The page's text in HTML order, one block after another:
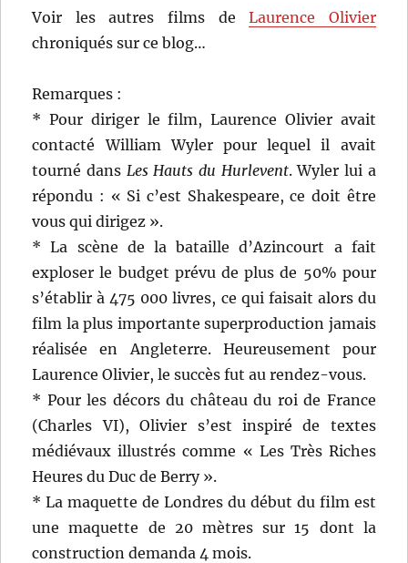
Voir les autres films deLaurence Olivier
chroniqués sur ce blog…
Remarques :
* Pour diriger le film, Laurence Olivier avait
contacté William Wyler pour lequel il avait
tourné dans Les Hauts du Hurlevent. Wyler lui a
répondu : « Si c’est Shakespeare, ce doit être
vous qui dirigez ».
* La scène de la bataille d’Azincourt a fait
exploser le budget prévu de plus de 50% pour
s’établir à 475 000 livres, ce qui faisait alors du
film la plus importante superproduction jamais
réalisée en Angleterre. Heureusement pour
Laurence Olivier, le succès fut au rendez-vous.
* Pour les décors du château du roi de France
(Charles VI), Olivier s’est inspiré de textes
médiévaux illustrés comme « Les Très Riches
Heures du Duc de Berry ».
* La maquette de Londres du début du film est
une maquette de 20 mètres sur 15 dont la
construction demanda 4 mois.